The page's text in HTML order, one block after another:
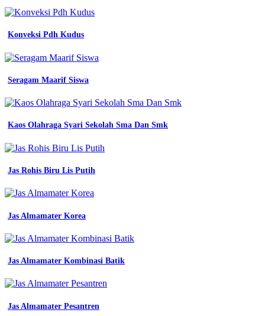
Baju
Seragam
Kerja
Bengkel
Hijau
Baju
Kerja
Biru
biru
di
jual
seragam
safety
biru
Baju
seragam
batik
Konveksi Pdh Kudus
Seragam Maarif Siswa
Kaos Olahraga Syari Sekolah Sma Dan Smk
Jas Rohis Biru Lis Putih
Jas Almamater Korea
Jas Almamater Kombinasi Batik
Jas Almamater Pesantren